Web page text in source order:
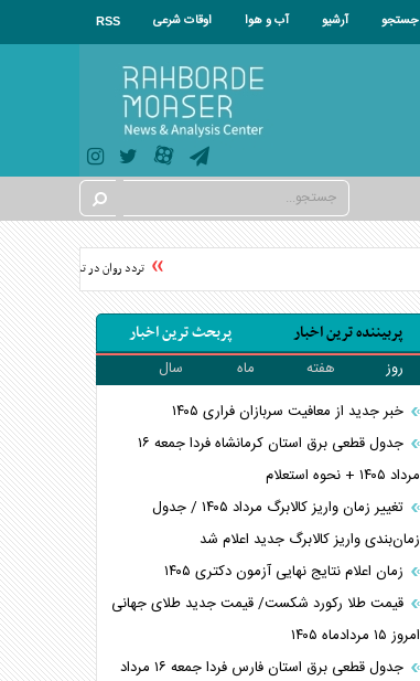
جستجو آرشیو آب و هوا اوقات شرعی RSS
تردد روان در تمامی مسیرهای
پربیننده ترین اخبار پربحث ترین اخبار
روز هفته ماه
سال
خبر جدید از معافیت سربازان فراری ۱۴۰۵
جدول قطعی برق استان کرمانشاه فردا جمعه ۱۶
مرداد ۱۴۰۵ + نحوه استعلام
تغییر زمان واریز کالابرگ مرداد ۱۴۰۵ / جدول
زمان‌بندی واریز کالابرگ جدید اعلام شد
زمان اعلام نتایج نهایی آزمون دکتری ۱۴۰۵
قیمت طلا رکورد شکست/ قیمت جدید طلای جهانی
امروز ۱۵ مردادماه ۱۴۰۵
جدول قطعی برق استان فارس فردا جمعه ۱۶ مرداد